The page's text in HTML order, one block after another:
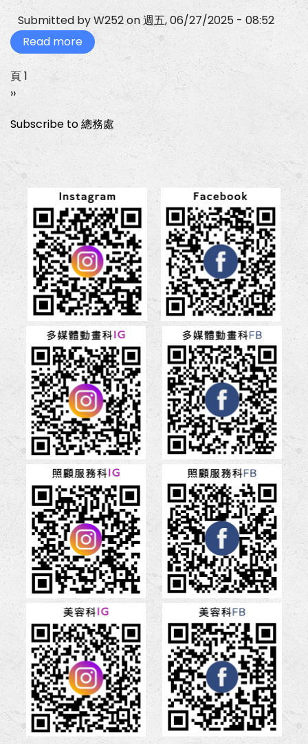
Submitted byW252on週五, 06/27/2025 - 08:52
Read more about
公
告
本
飲
用
水
檢
驗
(1140610
報
告)，
如
附
件，
請
自
行
參
閱。
Pagination
頁 1
下
頁
››
Subscribe to 總務處